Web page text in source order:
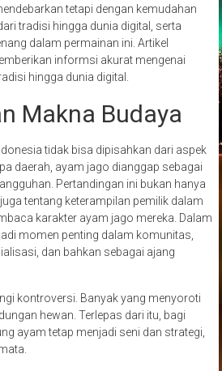
tetapi dengan kemudahan
tradisi hingga dunia digital, serta
dalam permainan ini. Artikel
informsi akurat mengenai
hingga dunia digital.
Makna Budaya
tidak bisa dipisahkan dari aspek
daerah, ayam jago dianggap sebagai
Pertandingan ini bukan hanya
tentang keterampilan pemilik dalam
karakter ayam jago mereka. Dalam
momen penting dalam komunitas,
dan bahkan sebagai ajang
kontroversi. Banyak yang menyoroti
hewan. Terlepas dari itu, bagi
ayam tetap menjadi seni dan strategi,